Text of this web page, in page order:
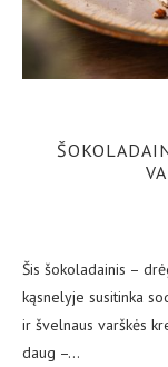
Šis šokoladainis –
kąsnelyje susitinka
ir švelnaus varškės
daug –…